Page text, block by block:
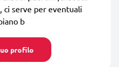
ci serve per eventuali
b
profilo